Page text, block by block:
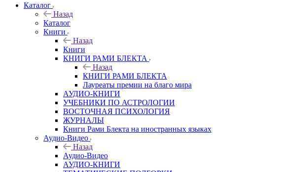
Каталог
Назад
Каталог
Книги
Назад
Книги
КНИГИ РАМИ БЛЕКТА
Назад
КНИГИ РАМИ БЛЕКТА
Лауреаты премии на благо мира
АУДИО-КНИГИ
УЧЕБНИКИ ПО АСТРОЛОГИИ
ВОСТОЧНАЯ ПСИХОЛОГИЯ
ЖУРНАЛЫ
Книги Рами Блекта на иностранных языках
Аудио-Видео
Назад
Аудио-Видео
АУДИО-КНИГИ